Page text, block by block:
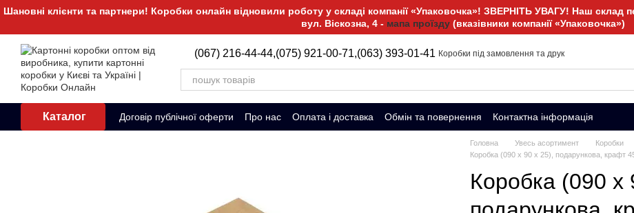
Перейти до основного контенту
Шановні клієнти та партнери! Коробки онлайн відновили роботу у складі компанії «Упаковочка»! ЗВЕРНІТЬ УВАГУ! Наш склад
вул. Віскозна, 4 - мапа проїзду (вказівники компанії «Упаковочка»)
(067) 216-44-44,(075) 921-00-71,(063) 393-01-41 Коробки під замовлення та друк
Каталог Договір публічної оферти Про нас Оплата і доставка Обмін та повернення Контактна інформація
Головна Увесь асортимент Коробки
Коробка (090 х 90 х 25), подарункова, крафт
Коробка (090 х